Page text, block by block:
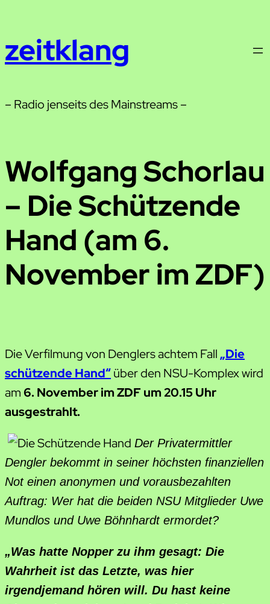
springen
zeitklang
– Radio jenseits des Mainstreams –
Wolfgang Schorlau
– Die Schützende
Hand (am 6.
November im ZDF)
Die Verfilmung von Denglers achtem Fall „Die
schützende Hand“über den NSU-Komplex wird
am6. November im ZDF um 20.15 Uhr
ausgestrahlt.
Der Privatermittler
Dengler bekommt in seiner höchsten finanziellen
Not einen anonymen und vorausbezahlten
Auftrag: Wer hat die beiden NSU Mitglieder Uwe
Mundlos und Uwe Böhnhardt ermordet?
„Was hatte Nopper zu ihm gesagt: Die
Wahrheit ist das Letzte, was hier
irgendjemand hören will. Du hast keine